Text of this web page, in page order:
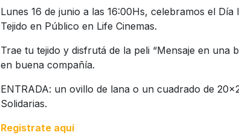
Lunes 16 de junio a las 16:00Hs, celebramos el Día
Tejido en Público en Life Cinemas.
Trae tu tejido y disfrutá de la peli “Mensaje en una
en buena compañía.
ENTRADA: un ovillo de lana o un cuadrado de
Solidarias.
Registrate aquí